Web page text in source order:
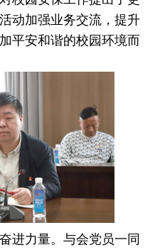
动加强业务交流，提升
平安和谐的校园环境而
进力量。与会党员一同